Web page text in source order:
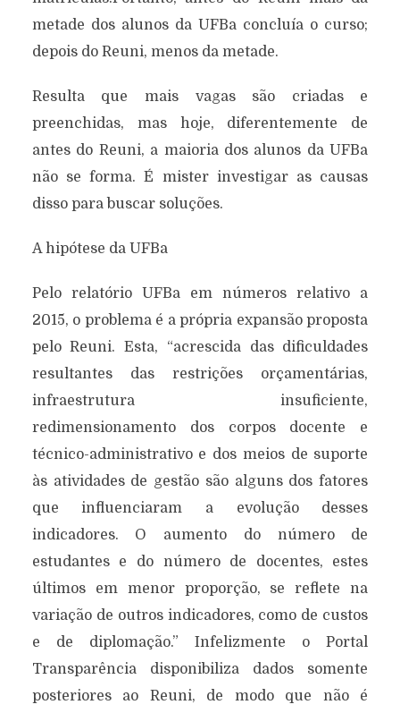
metade dos alunos da UFBa concluía o curso;
depois do Reuni, menos da metade.
Resulta que mais vagas são criadas e
preenchidas, mas hoje, diferentemente de
antes do Reuni, a maioria dos alunos da UFBa
não se forma. É mister investigar as causas
disso para buscar soluções.
A hipótese da UFBa
Pelo relatório UFBa em números relativo a
2015, o problema é a própria expansão proposta
pelo Reuni. Esta, “acrescida das dificuldades
resultantes das restrições orçamentárias,
infraestrutura insuficiente,
redimensionamento dos corpos docente e
técnico-administrativo e dos meios de suporte
às atividades de gestão são alguns dos fatores
que influenciaram a evolução desses
indicadores. O aumento do número de
estudantes e do número de docentes, estes
últimos em menor proporção, se reflete na
variação de outros indicadores, como de custos
e de diplomação.” Infelizmente o Portal
Transparência disponibiliza dados somente
posteriores ao Reuni, de modo que não é